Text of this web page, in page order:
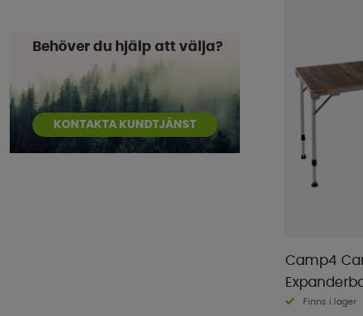
Behöver du hjälp att välja?
KONTAKTA KUNDTJÄNST
Camp4
Finns i lager